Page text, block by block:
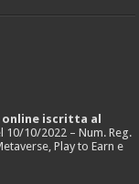
iscritta al
10/10/2022 – Num. Reg.
Play to Earn e